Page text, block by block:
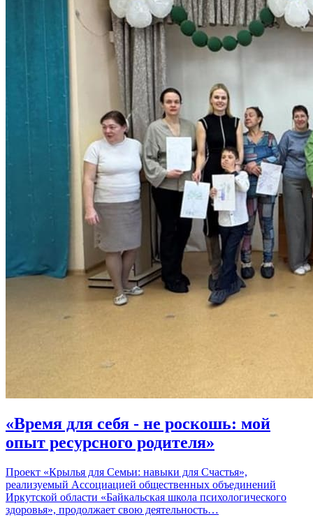
«Время для себя - не роскошь: мой
опыт ресурсного родителя»
Проект «Крылья для Семьи: навыки для Счастья»,
реализуемый Ассоциацией общественных объединений
Иркутской области «Байкальская школа психологического
здоровья», продолжает свою деятельность…